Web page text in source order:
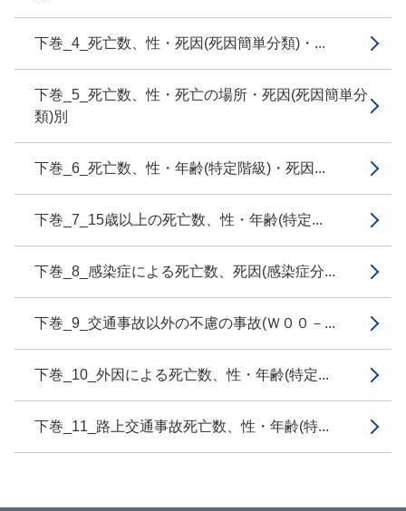
下巻_4_死亡数、性・死因(死因簡単分類)・...
下巻_5_死亡数、性・死亡の場所・死因(死因簡単分
類)別
下巻_6_死亡数、性・年齢(特定階級)・死因...
下巻_7_15歳以上の死亡数、性・年齢(特定...
下巻_8_感染症による死亡数、死因(感染症分...
下巻_9_交通事故以外の不慮の事故(Ｗ００－...
下巻_10_外因による死亡数、性・年齢(特定...
下巻_11_路上交通事故死亡数、性・年齢(特...